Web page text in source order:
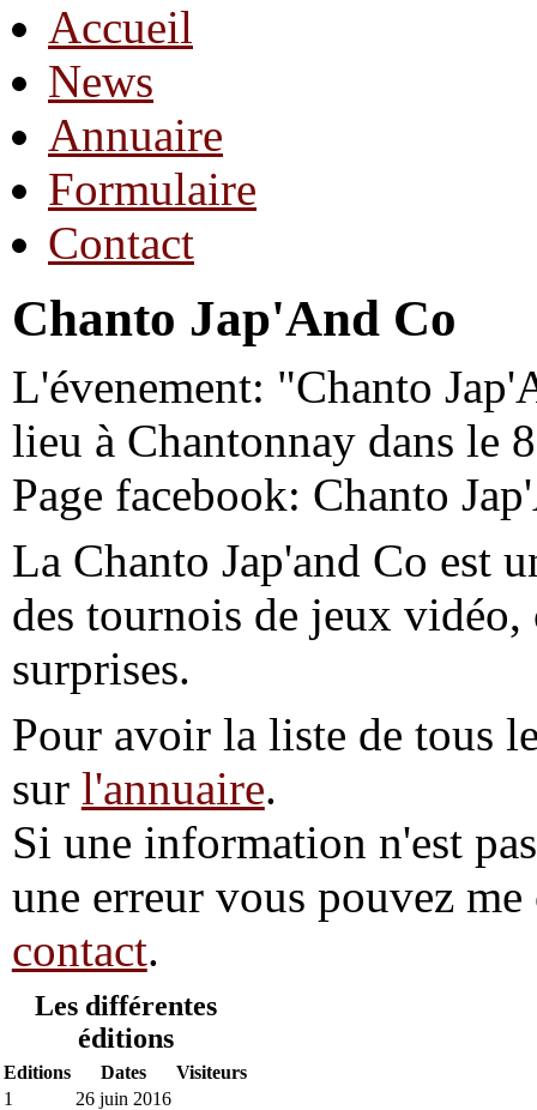
Accueil
News
Annuaire
Formulaire
Contact
Chanto Jap'And Co
L'évenement: "Chanto
lieu à Chantonnay dans le
Page facebook: Chanto
La Chanto Jap'and Co est
des tournois de jeux vidéo,
surprises.
Pour avoir la liste de tous
sur l'annuaire.
Si une information n'est
une erreur vous pouvez
contact.
Les différentes
éditions
Editions Dates
Visiteurs
1
26 juin 2016